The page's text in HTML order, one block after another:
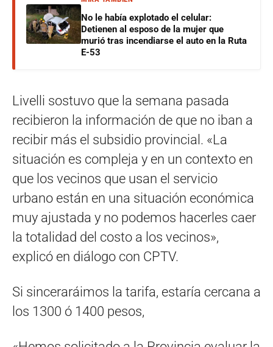
No le había explotado el celular:
Detienen al esposo de la mujer que
murió tras incendiarse el auto en la Ruta
E-53
Livelli sostuvo que la semana pasada
recibieron la información de que no iban a
recibir más el subsidio provincial. «La
situación es compleja y en un contexto en
que los vecinos que usan el servicio
urbano están en una situación económica
muy ajustada y no podemos hacerles caer
la totalidad del costo a los vecinos»,
explicó en diálogo con CPTV.
Si sinceraráimos la tarifa, estaría cercana a
los 1300 ó 1400 pesos,